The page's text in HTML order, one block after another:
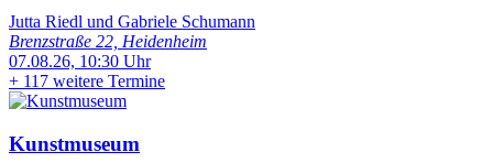
Jutta Riedl und Gabriele Schumann
Brenzstraße 22, Heidenheim
07.08.26, 10:30 Uhr
+ 117 weitere Termine
Kunstmuseum